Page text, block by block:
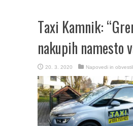
Taxi Kamnik:
nakupih namesto
20. 3. 2020 Napovedi in